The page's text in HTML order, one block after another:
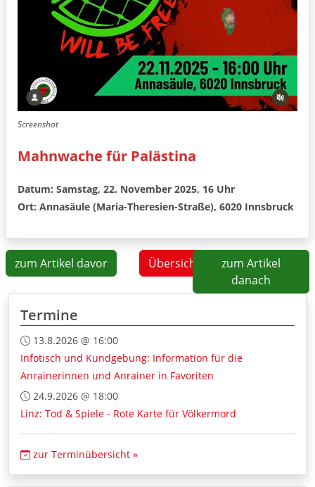
Screenshot
Mahnwache für Palästina
Datum: Samstag, 22. November 2025, 16 Uhr
Ort: Annasäule (Maria-Theresien-Straße), 6020 Innsbruck
zum Artikel davor Übersicht
zum Artikel
danach
Termine
13.8.2026 @ 16:00
Infotisch und Kundgebung: Information für die
Anrainerinnen und Anrainer in Favoriten
24.9.2026 @ 18:00
Linz: Tod & Spiele - Rote Karte für Völkermord
zur Terminübersicht »